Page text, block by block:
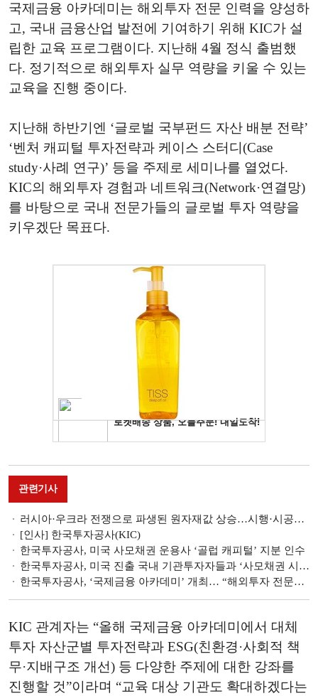
국제금융 아카데미는 해외투자 전문 인력을 양성하
고, 국내 금융산업 발전에 기여하기 위해 KIC가 설
립한 교육 프로그램이다. 지난해 4월 정식 출범했
다. 정기적으로 해외투자 실무 역량을 키울 수 있는
교육을 진행 중이다.
지난해 하반기엔 ‘글로벌 국부펀드 자산 배분 전략’
‘벤처 캐피털 투자전략과 케이스 스터디(Case
study·사례 연구)’ 등을 주제로 세미나를 열었다.
KIC의 해외투자 경험과 네트워크(Network·연결망)
를 바탕으로 국내 전문가들의 글로벌 투자 역량을
키우겠단 목표다.
관련기사
러시아·우크라 전쟁으로 파생된 원자재값 상승…시행·시공사도 당혹 [2022 건설부동산 10대 이슈③]
[인사] 한국투자공사(KIC)
한국투자공사, 미국 사모채권 운용사 ‘골럽 캐피털’ 지분 인수
한국투자공사, 미국 진출 국내 기관투자자들과 ‘사모채권 시장’ 논의
한국투자공사, ‘국제금융 아카데미’ 개최… “해외투자 전문가 양성”
KIC 관계자는 “올해 국제금융 아카데미에서 대체
투자 자산군별 투자전략과 ESG(친환경·사회적 책
무·지배구조 개선) 등 다양한 주제에 대한 강좌를
진행할 것”이라며 “교육 대상 기관도 확대하겠다는